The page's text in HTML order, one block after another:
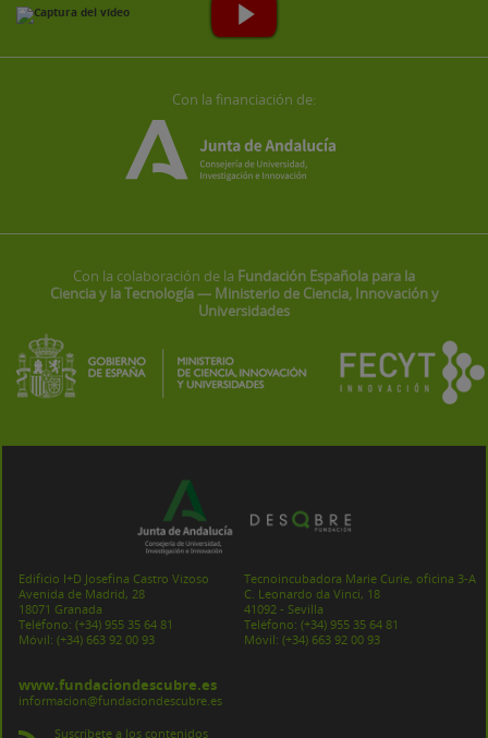
Con la financiación de:
Con la colaboración de la Fundación Española para la
Ciencia y la Tecnología — Ministerio de Ciencia, Innovación y
Universidades
Edificio I+D Josefina Castro Vizoso
Avenida de Madrid, 28
18071 Granada
Teléfono: (+34) 955 35 64 81
Móvil: (+34) 663 92 00 93
Tecnoincubadora Marie Curie, oficina 3-A
C. Leonardo da Vinci, 18
41092 - Sevilla
Teléfono: (+34) 955 35 64 81
Móvil: (+34) 663 92 00 93
www.fundaciondescubre.es
informacion@fundaciondescubre.es
Suscríbete a los contenidos